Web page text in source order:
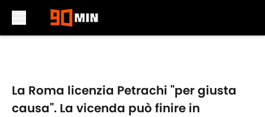
La Roma licenzia Petrachi "per giusta
causa". La vicenda può finire in